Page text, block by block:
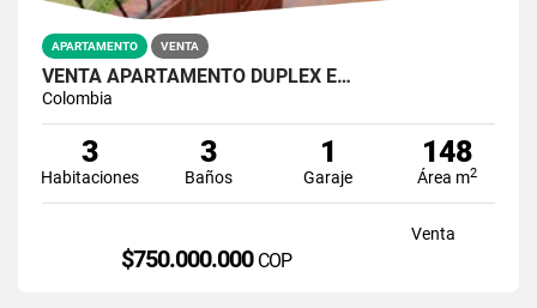
APARTAMENTO VENTA
VENTA APARTAMENTO DÚPLEX E…
Colombia
3
Habitaciones
3
Baños
1
Garaje
148
Área m2
Venta
$750.000.000 COP